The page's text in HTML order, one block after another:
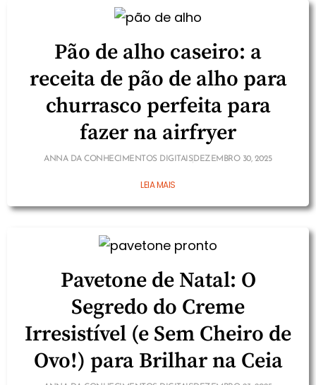
Pão de alho caseiro: a
receita de pão de alho para
churrasco perfeita para
fazer na airfryer
ANNA DA CONHECIMENTOS DIGITAIS DEZEMBRO 30, 2025
LEIA MAIS
Pavetone de Natal: O
Segredo do Creme
Irresistível (e Sem Cheiro de
Ovo!) para Brilhar na Ceia